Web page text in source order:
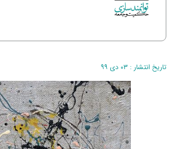
تاریخ انتشار : ۰۳ دی ۹۹